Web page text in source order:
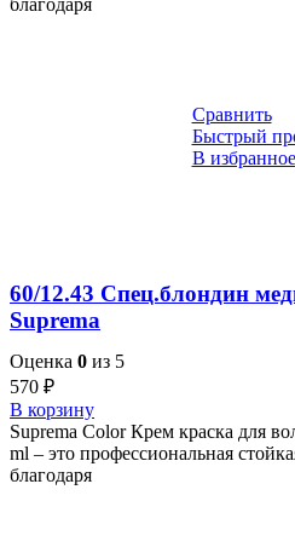
Сравнить
Быстрый
В избранное
60/12.43 Спец.блондин
Suprema
Оценка 0 из 5
570 ₽
В корзину
Suprema Color Крем краска для
ml – это профессиональная
благодаря